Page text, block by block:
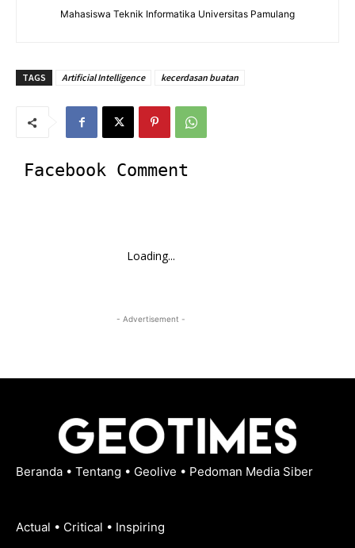
Mahasiswa Teknik Informatika Universitas Pamulang
TAGS Artificial Intelligence kecerdasan buatan
Facebook Comment
Loading...
- Advertisement -
Beranda • Tentang • Geolive • Pedoman Media Siber
Actual • Critical • Inspiring